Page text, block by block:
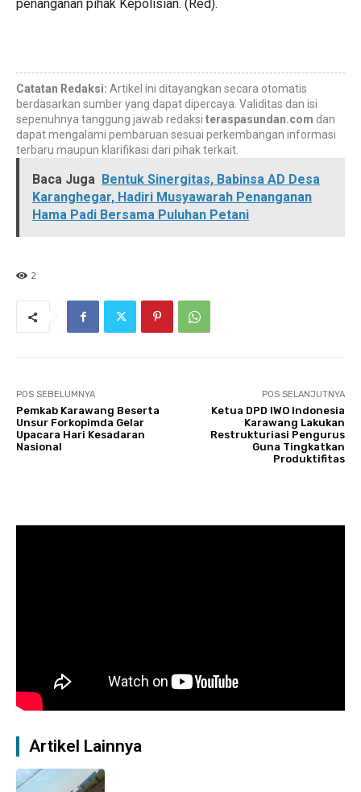
penanganan pihak Kepolisian. (Red).
Catatan Redaksi: Artikel ini ditayangkan secara otomatis
berdasarkan sumber yang dapat dipercaya. Validitas dan isi
sepenuhnya tanggung jawab redaksi teraspasundan.com dan
dapat mengalami pembaruan sesuai perkembangan informasi
terbaru maupun klarifikasi dari pihak terkait.
Baca Juga Bentuk Sinergitas, Babinsa AD Desa
Karanghegar, Hadiri Musyawarah Penanganan
Hama Padi Bersama Puluhan Petani
2
POS SEBELUMNYA
Pemkab Karawang Beserta
Unsur Forkopimda Gelar
Upacara Hari Kesadaran
Nasional
POS SELANJUTNYA
Ketua DPD IWO Indonesia
Karawang Lakukan
Restrukturiasi Pengurus
Guna Tingkatkan
Produktifitas
Artikel Lainnya